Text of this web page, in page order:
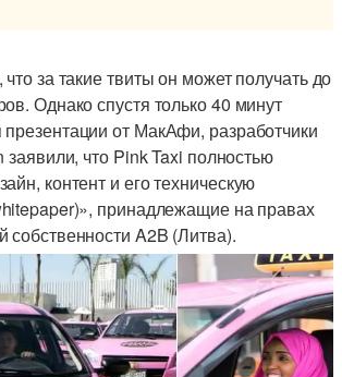
за такие твиты он может получать до
Однако спустя только 40 минут
от МакАфи, разработчики
заявили, что Pink Taxi полностью
контент и его техническую
принадлежащие на правах
собственности A2B (Литва).